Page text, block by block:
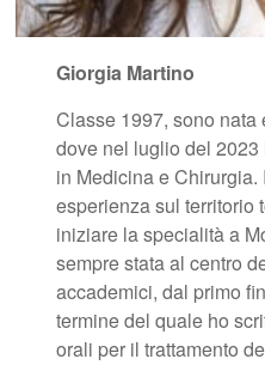
Giorgia Martino
Classe 1997, sono nata
dove nel luglio del
in Medicina e
esperienza sul territorio
iniziare la specialità a
sempre stata al centro
accademici, dal primo
termine del quale ho
orali per il trattamento